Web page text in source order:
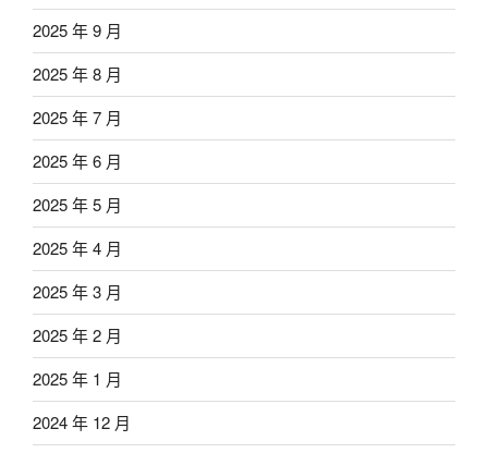
2025 年 9 月
2025 年 8 月
2025 年 7 月
2025 年 6 月
2025 年 5 月
2025 年 4 月
2025 年 3 月
2025 年 2 月
2025 年 1 月
2024 年 12 月